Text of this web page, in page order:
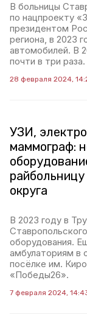
В больницы
по нацпроекту
президентом
региона, в 2023
автомобилей. В
почти в три раза.
28 февраля 2024,
УЗИ,
маммограф:
округа
В 2023 году в
оборудования.
амбулаториям в
посёлке им.
«Победы26».
7 февраля 2024,